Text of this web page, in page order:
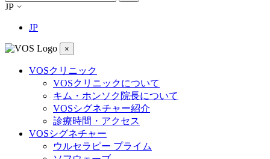
JP
JP
×
VOSクリニック
VOSクリニックについて
キム・ホンソク院長について
VOSシグネチャー紹介
診療時間・アクセス
VOSシグネチャー
ウルセラピー プライム